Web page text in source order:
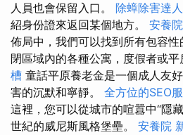
人員也會保留入口。 除蟑除害達人
紹身份證來返回某個地方。 安養
佈局中，我們可以找到所有包容
閉區域內的各種公寓，度假者或平
槽 童話平原養老金是一個成人友
害的沉默和寧靜。 全方位的SEO
這裡，您可以從城市的喧囂中“隱
世紀的威尼斯風格堡壘。 安養院